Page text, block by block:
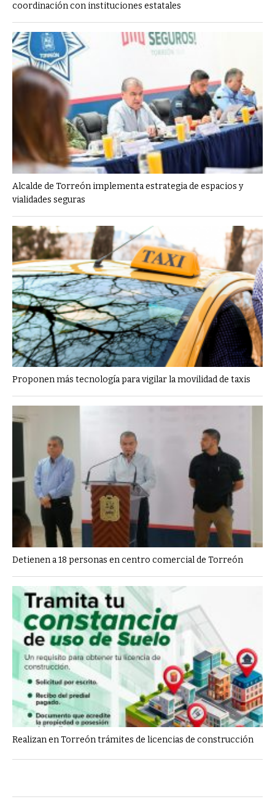
coordinación con instituciones estatales
Alcalde de Torreón implementa estrategia de espacios y
vialidades seguras
Proponen más tecnología para vigilar la movilidad de taxis
Detienen a 18 personas en centro comercial de Torreón
Realizan en Torreón trámites de licencias de construcción